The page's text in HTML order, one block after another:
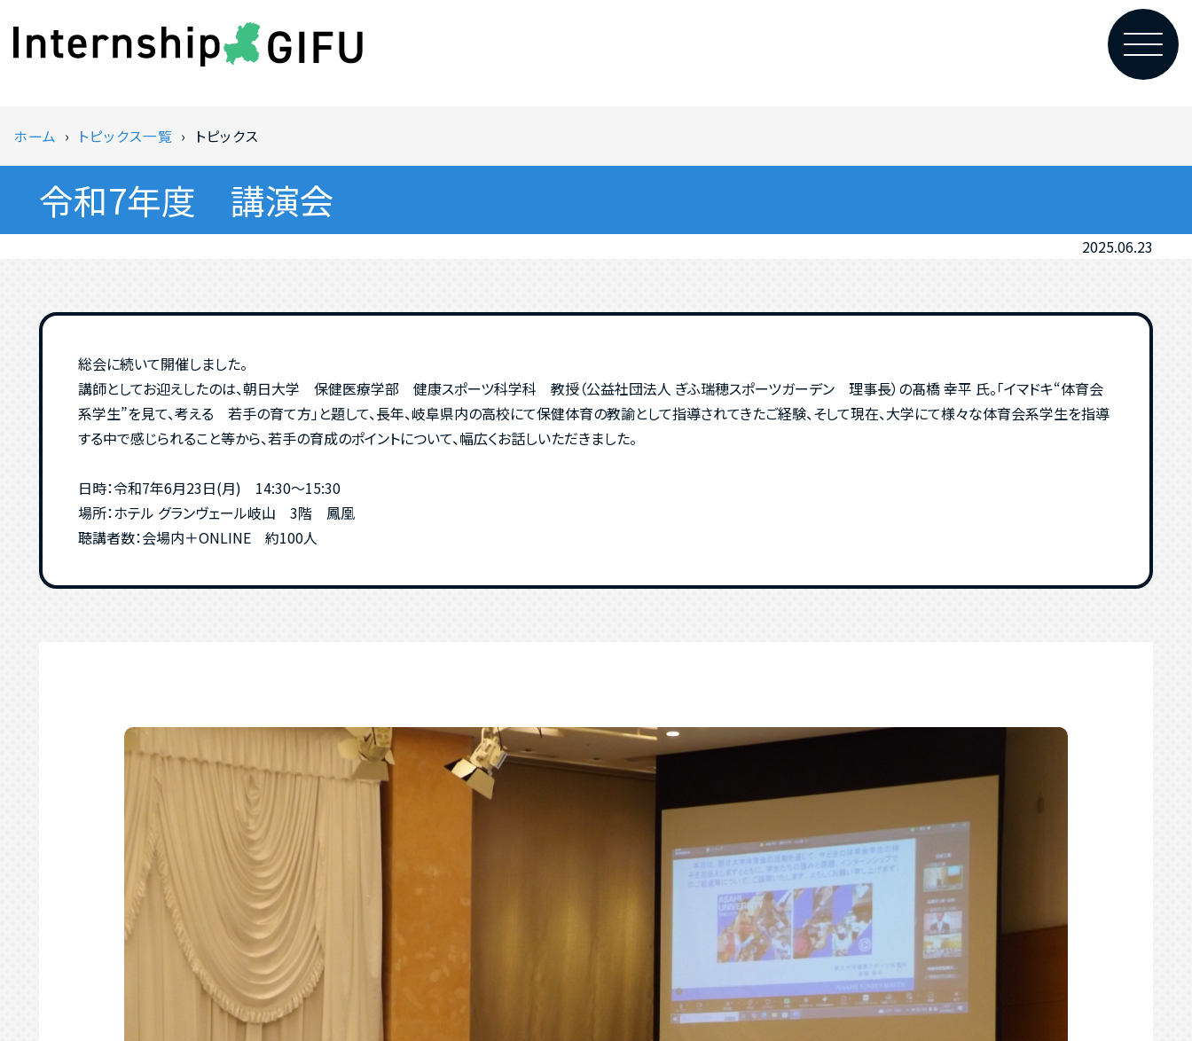
ホーム トピックス一覧 トピックス
令和7年度 講演会
2025.06.23
総会に続いて開催しました。
講師としてお迎えしたのは、朝日大学 保健医療学部 健康スポーツ科学科 教授（公益社団法人 ぎふ瑞穂スポーツガーデン 理事長）の髙橋 幸平 氏。「イマドキ“体育会
系学生”を見て、考える 若手の育て方」と題して、長年、岐阜県内の高校にて保健体育の教諭として指導されてきたご経験、そして現在、大学にて様々な体育会系学生を指導
する中で感じられること等から、若手の育成のポイントについて、幅広くお話しいただきました。
日時：令和7年6月23日(月) 14:30～15:30
場所：ホテル グランヴェール岐山 3階 鳳凰
聴講者数：会場内＋ONLINE 約100人